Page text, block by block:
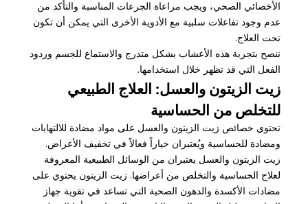
الأخصائي الصحي، ويجب مراعاة الجرعات المناسبة والتأكد من
عدم وجود تفاعلات سلبية مع الأدوية الأخرى التي يمكن أن تكون
تحت العلاج.
ننصح بتجربة هذه الأعشاب بشكل متدرج والاستماع للجسم وردود
الفعل التي قد تظهر خلال استخدامها.
زيت الزيتون والعسل: العلاج الطبيعي
للتخلص من الحساسية
تحتوي خصائص زيت الزيتون والعسل على مواد مضادة للالتهابات
ومضادة للحساسية ويُعتبران خياراً فعالاً في تخفيف الأعراض.
زيت الزيتون والعسل يعتبران من الوسائل الطبيعية المعروفة
لعلاج الحساسية والتخلص من أعراضها. زيت الزيتون يحتوي على
مضادات الأكسدة والدهون الصحية التي تساعد في تقوية جهاز